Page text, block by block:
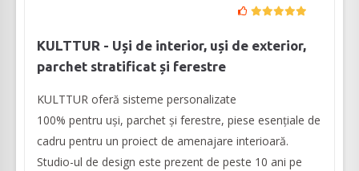
KULTTUR - Uși de interior, uși de exterior,
parchet stratificat și ferestre
KULTTUR oferă sisteme personalizate
100% pentru uși, parchet și ferestre, piese esențiale de
cadru pentru un proiect de amenajare interioară.
Studio-ul de design este prezent de peste 10 ani pe